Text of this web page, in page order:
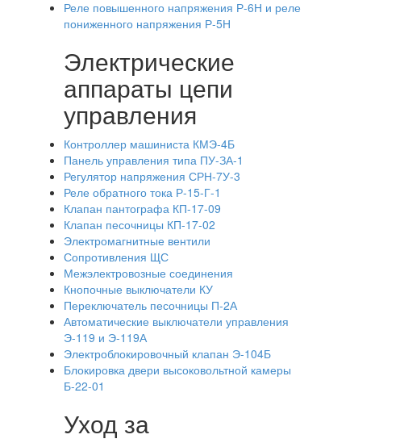
Реле повышенного напряжения Р-6Н и реле
пониженного напряжения Р-5Н
Электрические
аппараты цепи
управления
Контроллер машиниста КМЭ-4Б
Панель управления типа ПУ-ЗА-1
Регулятор напряжения СРН-7У-3
Реле обратного тока Р-15-Г-1
Клапан пантографа КП-17-09
Клапан песочницы КП-17-02
Электромагнитные вентили
Сопротивления ЩС
Межэлектровозные соединения
Кнопочные выключатели КУ
Переключатель песочницы П-2А
Автоматические выключатели управления
Э-119 и Э-119А
Электроблокировочный клапан Э-104Б
Блокировка двери высоковольтной камеры
Б-22-01
Уход за